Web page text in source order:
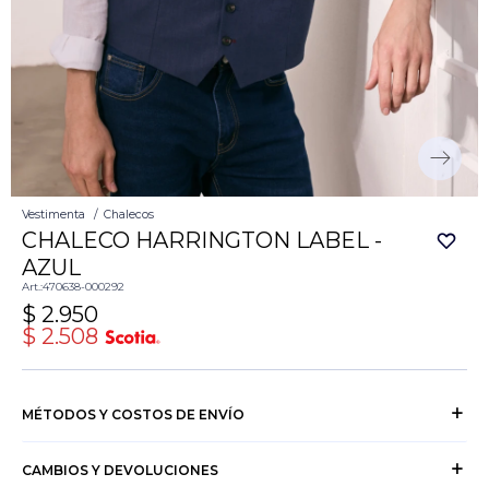
Vestimenta Chalecos
CHALECO HARRINGTON LABEL -
AZUL
470638-000292
$ 2.950
$ 2.508
MÉTODOS Y COSTOS DE ENVÍO
CAMBIOS Y DEVOLUCIONES